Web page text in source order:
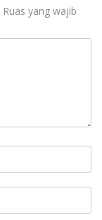
Ruas yang wajib